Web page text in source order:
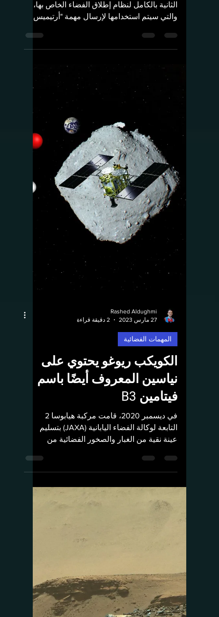
2 أبريل 2023
1 دقيقة قراءة
المهمات الفضائية
المرحلة الأساسية لنظام
تقترب من الانتهاء
انتهت وكالة ناسا من دمج المرحلة الأساسية
الثانية بالكامل لنظام إطلاق الفضاء الخاص بها،
والتي سيتم استخدامها لإرسال مهمة "أرتيميس
2"...
27 مارس 2023
الكويكب ريوغو يحتوي على
فيتامين B3
في ديسمبر 2020، قامت مركبة هيابوسا 2
التابعة لوكالة الفضاء اليابانية (JAXA) بتسليم